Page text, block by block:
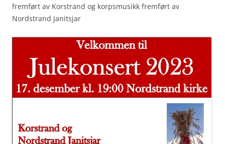
fremført av Korstrand og korpsmusikk fremført av
Nordstrand Janitsjar